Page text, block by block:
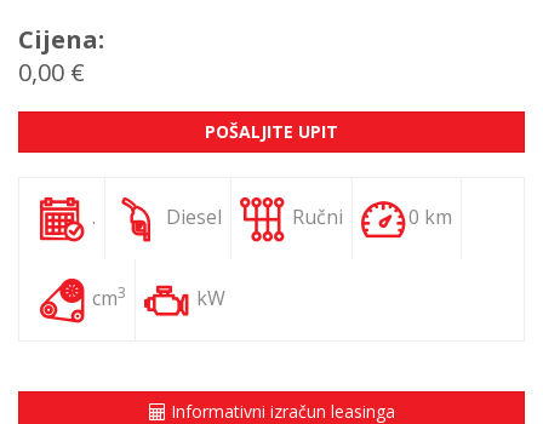
Cijena:
0,00 €
POŠALJITE UPIT
. Diesel Ručni 0 km
cm3 kW
Informativni izračun leasinga